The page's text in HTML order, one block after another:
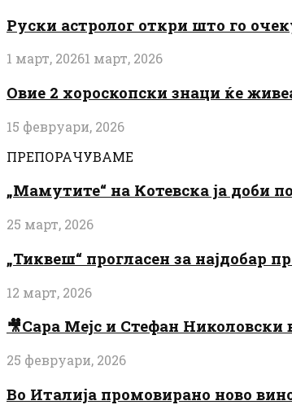
Руски астролог откри што го
1 март, 20261 март, 2026
Овие 2 хороскопски знаци ќе
15 февруари, 2026
ПРЕПОРАЧУВАМЕ
„Мамутите“ на Котевска ја доби
25 март, 2026
„Тиквеш“ прогласен за најдобар
12 март, 2026
🎥Сара Мејс и Стефан Николовски
25 февруари, 2026
Во Италија промовирано ново